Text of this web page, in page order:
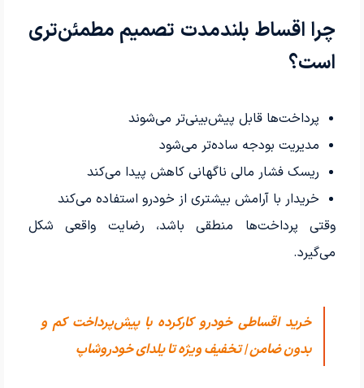
چرا اقساط بلندمدت تصمیم مطمئن‌تری
است؟
پرداخت‌ها قابل پیش‌بینی‌تر می‌شوند
مدیریت بودجه ساده‌تر می‌شود
ریسک فشار مالی ناگهانی کاهش پیدا می‌کند
خریدار با آرامش بیشتری از خودرو استفاده می‌کند
وقتی پرداخت‌ها منطقی باشد، رضایت واقعی شکل
می‌گیرد.
خرید اقساطی خودرو کارکرده با پیش‌پرداخت کم و
بدون ضامن | تخفیف ویژه تا یلدای خودروشاپ